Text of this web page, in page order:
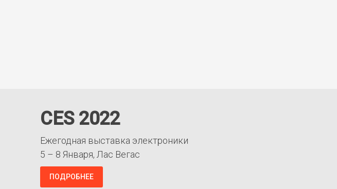
CES 2022
Ежегодная выставка электроники
5 – 8 Января, Лас Вегас
ПОДРОБНЕЕ